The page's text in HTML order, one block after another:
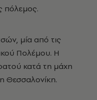
πόλεμος.
μία από τις
Πολέμου. Η
κατά τη μάχη
Θεσσαλονίκη.